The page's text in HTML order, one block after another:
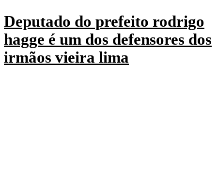
Deputado do prefeito rodrigo
hagge é um dos defensores dos
irmãos vieira lima